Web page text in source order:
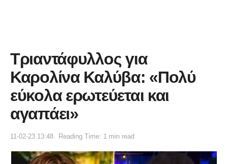
Τριαντάφυλλος για
Καρολίνα Καλύβα: «Πολύ
εύκολα ερωτεύεται και
αγαπάει»
11-02-23 13:48 Reading Time: 1 min read